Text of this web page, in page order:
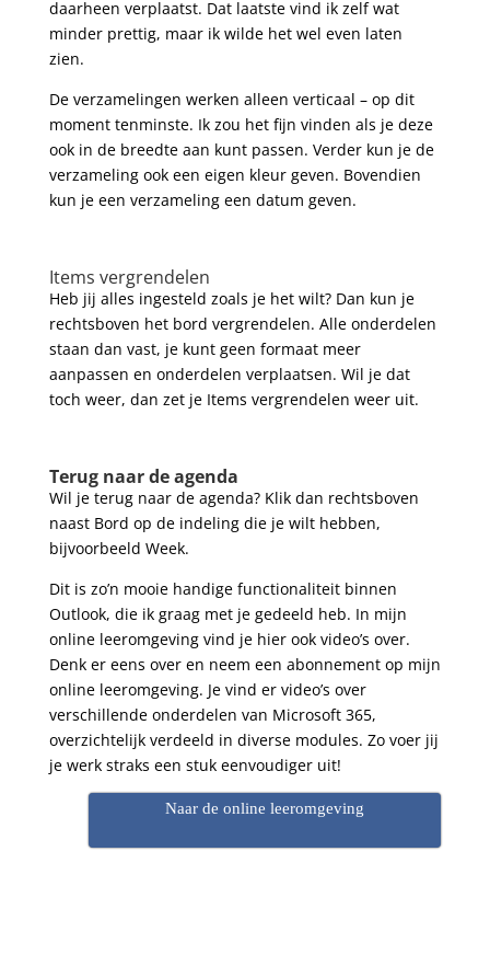
daarheen verplaatst. Dat laatste vind ik zelf wat
minder prettig, maar ik wilde het wel even laten
zien.
De verzamelingen werken alleen verticaal – op dit
moment tenminste. Ik zou het fijn vinden als je deze
ook in de breedte aan kunt passen. Verder kun je de
verzameling ook een eigen kleur geven. Bovendien
kun je een verzameling een datum geven.
Items vergrendelen
Heb jij alles ingesteld zoals je het wilt? Dan kun je
rechtsboven het bord vergrendelen. Alle onderdelen
staan dan vast, je kunt geen formaat meer
aanpassen en onderdelen verplaatsen. Wil je dat
toch weer, dan zet je Items vergrendelen weer uit.
Terug naar de agenda
Wil je terug naar de agenda? Klik dan rechtsboven
naast Bord op de indeling die je wilt hebben,
bijvoorbeeld Week.
Dit is zo’n mooie handige functionaliteit binnen
Outlook, die ik graag met je gedeeld heb. In mijn
online leeromgeving vind je hier ook video’s over.
Denk er eens over en neem een abonnement op mijn
online leeromgeving. Je vind er video’s over
verschillende onderdelen van Microsoft 365,
overzichtelijk verdeeld in diverse modules. Zo voer jij
je werk straks een stuk eenvoudiger uit!
Naar de online leeromgeving